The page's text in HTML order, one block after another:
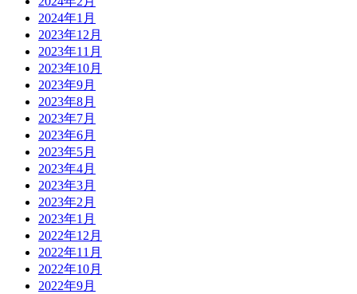
2024年1月
2023年12月
2023年11月
2023年10月
2023年9月
2023年8月
2023年7月
2023年6月
2023年5月
2023年4月
2023年3月
2023年2月
2023年1月
2022年12月
2022年11月
2022年10月
2022年9月